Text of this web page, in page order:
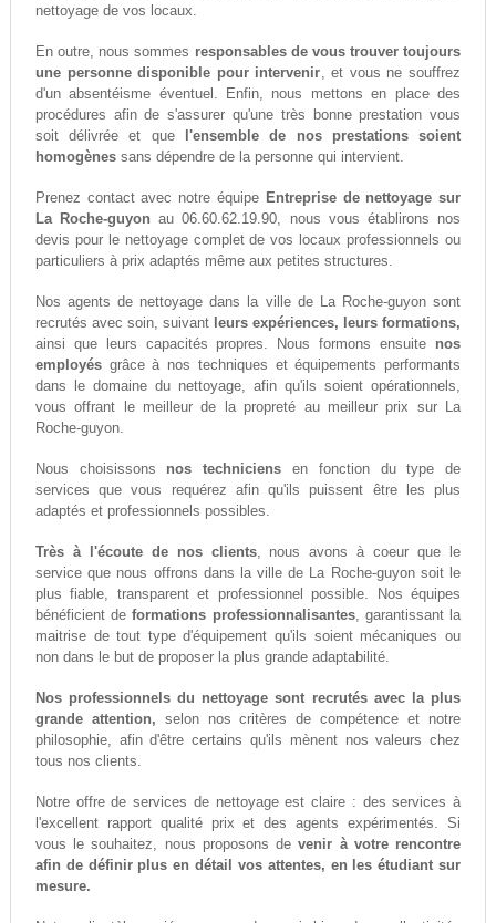
nettoyage de vos locaux.
En outre, nous sommes responsables de vous trouver toujours
une personne disponible pour intervenir, et vous ne souffrez
d'un absentéisme éventuel. Enfin, nous mettons en place des
procédures afin de s'assurer qu'une très bonne prestation vous
soit délivrée et que
l'ensemble de nos prestations soient
homogènessans dépendre de la personne qui intervient.
Prenez contact avec notre équipe Entreprise de nettoyage sur
La Roche-guyon au 06.60.62.19.90, nous vous établirons nos
devis pour le nettoyage complet de vos locaux professionnels ou
particuliers à prix adaptés même aux petites structures.
Nos agents de nettoyage dans la ville de La Roche-guyon sont
recrutés avec soin, suivant leurs expériences, leurs formations,
ainsi que leurs capacités propres. Nous formons ensuite nos
employésgrâce à nos techniques et équipements performants
dans le domaine du nettoyage, afin qu'ils soient opérationnels,
vous offrant le meilleur de la propreté au meilleur prix sur La
Roche-guyon.
Nous choisissons nos techniciens en fonction du type de
services que vous requérez afin qu'ils puissent être les plus
adaptés et professionnels possibles.
Très à l'écoute de nos clients, nous avons à coeur que le
service que nous offrons dans la ville de La Roche-guyon soit le
plus fiable, transparent et professionnel possible. Nos équipes
bénéficient deformations professionnalisantes, garantissant la
maitrise de tout type d'équipement qu'ils soient mécaniques ou
non dans le but de proposer la plus grande adaptabilité.
Nos professionnels du nettoyage sont recrutés avec la plus
grande attention, selon nos critères de compétence et notre
philosophie, afin d'être certains qu'ils mènent nos valeurs chez
tous nos clients.
Notre offre de services de nettoyage est claire : des services à
l'excellent rapport qualité prix et des agents expérimentés. Si
vous le souhaitez, nous proposons devenir à votre rencontre
afin de définir plus en détail vos attentes, en les étudiant sur
mesure.